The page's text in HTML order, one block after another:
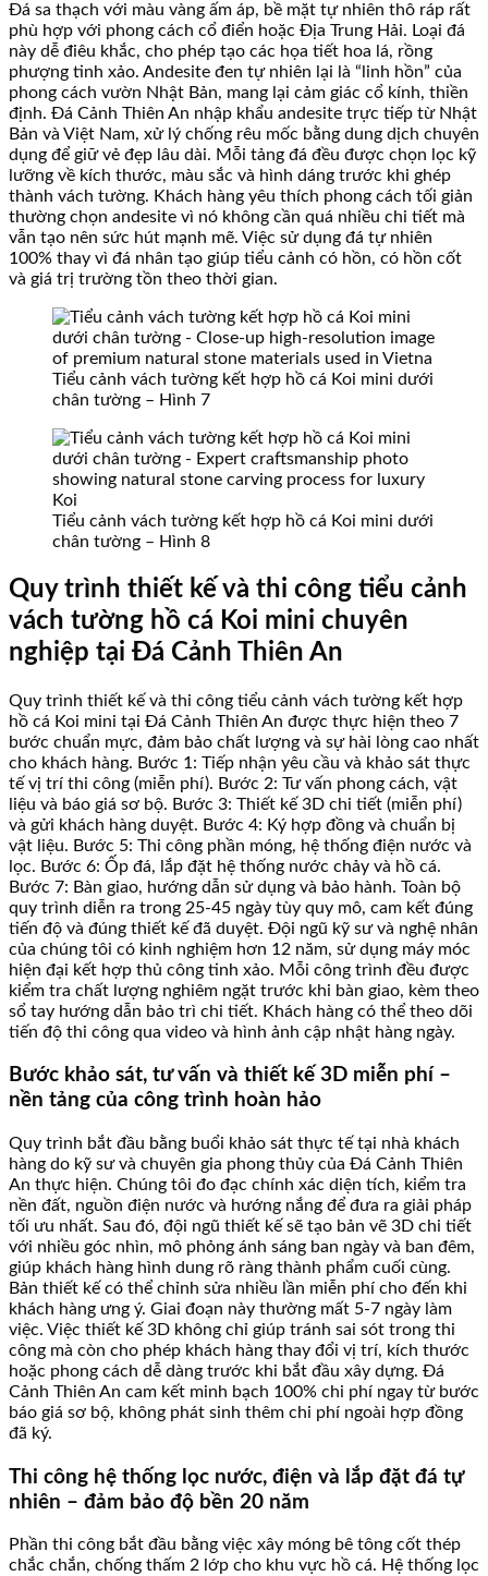
Đá sa thạch với màu vàng ấm áp, bề mặt tự nhiên thô ráp rất
phù hợp với phong cách cổ điển hoặc Địa Trung Hải. Loại đá
này dễ điêu khắc, cho phép tạo các họa tiết hoa lá, rồng
phượng tinh xảo. Andesite đen tự nhiên lại là “linh hồn” của
phong cách vườn Nhật Bản, mang lại cảm giác cổ kính, thiền
định. Đá Cảnh Thiên An nhập khẩu andesite trực tiếp từ Nhật
Bản và Việt Nam, xử lý chống rêu mốc bằng dung dịch chuyên
dụng để giữ vẻ đẹp lâu dài. Mỗi tảng đá đều được chọn lọc kỹ
lưỡng về kích thước, màu sắc và hình dáng trước khi ghép
thành vách tường. Khách hàng yêu thích phong cách tối giản
thường chọn andesite vì nó không cần quá nhiều chi tiết mà
vẫn tạo nên sức hút mạnh mẽ. Việc sử dụng đá tự nhiên
100% thay vì đá nhân tạo giúp tiểu cảnh có hồn, có hồn cốt
và giá trị trường tồn theo thời gian.
Tiểu cảnh vách tường kết hợp hồ cá Koi mini dưới
chân tường – Hình 7
Tiểu cảnh vách tường kết hợp hồ cá Koi mini dưới
chân tường – Hình 8
Quy trình thiết kế và thi công tiểu cảnh
vách tường hồ cá Koi mini chuyên
nghiệp tại Đá Cảnh Thiên An
Quy trình thiết kế và thi công tiểu cảnh vách tường kết hợp
hồ cá Koi mini tại Đá Cảnh Thiên An được thực hiện theo 7
bước chuẩn mực, đảm bảo chất lượng và sự hài lòng cao nhất
cho khách hàng. Bước 1: Tiếp nhận yêu cầu và khảo sát thực
tế vị trí thi công (miễn phí). Bước 2: Tư vấn phong cách, vật
liệu và báo giá sơ bộ. Bước 3: Thiết kế 3D chi tiết (miễn phí)
và gửi khách hàng duyệt. Bước 4: Ký hợp đồng và chuẩn bị
vật liệu. Bước 5: Thi công phần móng, hệ thống điện nước và
lọc. Bước 6: Ốp đá, lắp đặt hệ thống nước chảy và hồ cá.
Bước 7: Bàn giao, hướng dẫn sử dụng và bảo hành. Toàn bộ
quy trình diễn ra trong 25-45 ngày tùy quy mô, cam kết đúng
tiến độ và đúng thiết kế đã duyệt. Đội ngũ kỹ sư và nghệ nhân
của chúng tôi có kinh nghiệm hơn 12 năm, sử dụng máy móc
hiện đại kết hợp thủ công tinh xảo. Mỗi công trình đều được
kiểm tra chất lượng nghiêm ngặt trước khi bàn giao, kèm theo
sổ tay hướng dẫn bảo trì chi tiết. Khách hàng có thể theo dõi
tiến độ thi công qua video và hình ảnh cập nhật hàng ngày.
Bước khảo sát, tư vấn và thiết kế 3D miễn phí –
nền tảng của công trình hoàn hảo
Quy trình bắt đầu bằng buổi khảo sát thực tế tại nhà khách
hàng do kỹ sư và chuyên gia phong thủy của Đá Cảnh Thiên
An thực hiện. Chúng tôi đo đạc chính xác diện tích, kiểm tra
nền đất, nguồn điện nước và hướng nắng để đưa ra giải pháp
tối ưu nhất. Sau đó, đội ngũ thiết kế sẽ tạo bản vẽ 3D chi tiết
với nhiều góc nhìn, mô phỏng ánh sáng ban ngày và ban đêm,
giúp khách hàng hình dung rõ ràng thành phẩm cuối cùng.
Bản thiết kế có thể chỉnh sửa nhiều lần miễn phí cho đến khi
khách hàng ưng ý. Giai đoạn này thường mất 5-7 ngày làm
việc. Việc thiết kế 3D không chỉ giúp tránh sai sót trong thi
công mà còn cho phép khách hàng thay đổi vị trí, kích thước
hoặc phong cách dễ dàng trước khi bắt đầu xây dựng. Đá
Cảnh Thiên An cam kết minh bạch 100% chi phí ngay từ bước
báo giá sơ bộ, không phát sinh thêm chi phí ngoài hợp đồng
đã ký.
Thi công hệ thống lọc nước, điện và lắp đặt đá tự
nhiên – đảm bảo độ bền 20 năm
Phần thi công bắt đầu bằng việc xây móng bê tông cốt thép
chắc chắn, chống thấm 2 lớp cho khu vực hồ cá. Hệ thống lọc